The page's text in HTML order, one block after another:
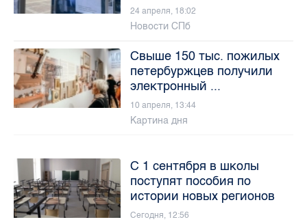
24 апреля, 18:02
Новости СПб
Свыше 150 тыс. пожилых
петербуржцев получили
электронный ...
10 апреля, 13:44
Картина дня
С 1 сентября в школы
поступят пособия по
истории новых регионов
Сегодня, 12:56